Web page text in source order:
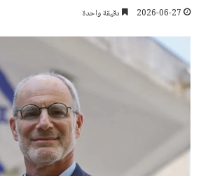
2026-06-27 دقيقة واحدة